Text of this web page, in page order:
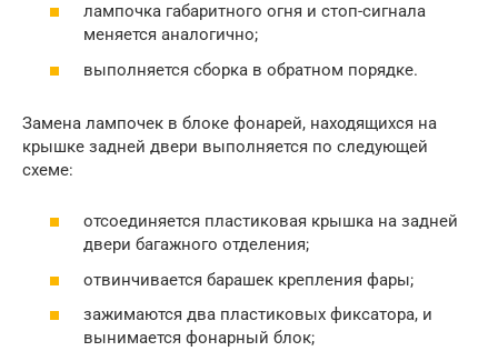
лампочка габаритного огня и стоп-сигнала
меняется аналогично;
выполняется сборка в обратном порядке.
Замена лампочек в блоке фонарей, находящихся на
крышке задней двери выполняется по следующей
схеме:
отсоединяется пластиковая крышка на задней
двери багажного отделения;
отвинчивается барашек крепления фары;
зажимаются два пластиковых фиксатора, и
вынимается фонарный блок;